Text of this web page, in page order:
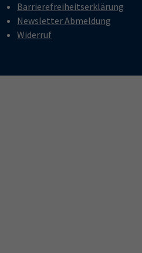
Barrierefreiheitserklärung
Newsletter Abmeldung
Widerruf